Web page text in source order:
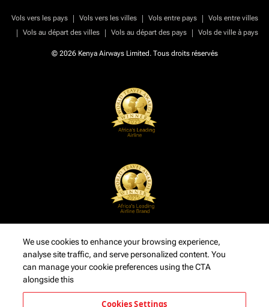
Vols vers les pays | Vols vers les villes | Vols entre pays |
Vols entre villes
|
Vols au départ des villes | Vols au départ des pays | Vols de ville à pays
© 2026 Kenya Airways Limited. Tous droits réservés
We use cookies to enhance your browsing experience,
analyse site traffic, and serve personalized content. You
can manage your cookie preferences using the CTA
alongside this
Cookies Settings